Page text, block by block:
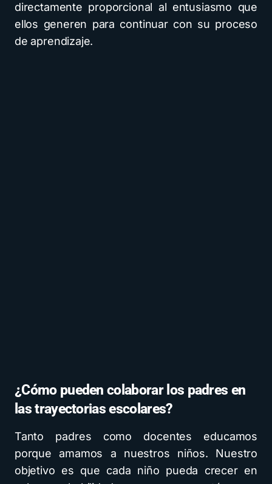
directamente proporcional al entusiasmo que
ellos generen para continuar con su proceso
de aprendizaje.
¿Cómo pueden colaborar los padres en
las trayectorias escolares?
Tanto padres como docentes educamos
porque amamos a nuestros niños. Nuestro
objetivo es que cada niño pueda crecer en